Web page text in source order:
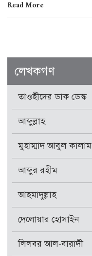
Read More
লেখকগণ
তাওহীদের ডাক ডেস্ক
আব্দুল্লাহ
মুহাম্মাদ আবুল কালাম
আব্দুর রহীম
আহমাদুল্লাহ
দেলোয়ার হোসাইন
লিলবর আল-বারাদী